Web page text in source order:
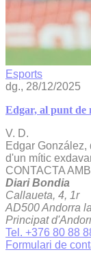
Esports
dg., 28/12/2025
Edgar, al punt de
V. D.
Edgar González,
d'un mític
CONTACTA
Diari Bondia
Callaueta, 4, 1r
AD500 Andorra
Principat
Tel. +376 80 88
Formulari de